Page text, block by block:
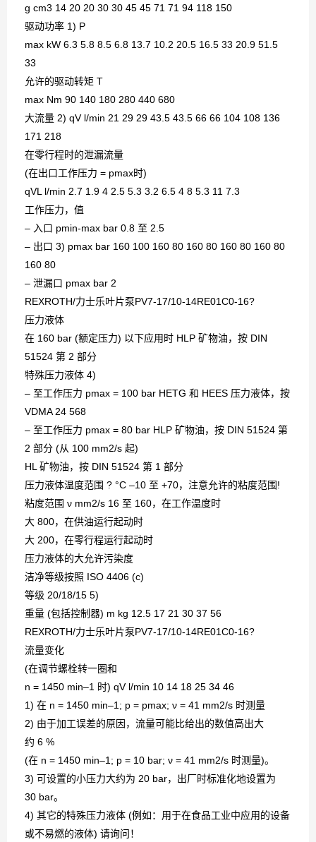
g cm3 14 20 20 30 30 45 45 71 71 94 118 150
驱动功率 1) P
max kW 6.3 5.8 8.5 6.8 13.7 10.2 20.5 16.5 33 20.9 51.5
33
允许的驱动转矩 T
max Nm 90 140 180 280 440 680
大流量 2) qV l/min 21 29 29 43.5 43.5 66 66 104 108 136
171 218
在零行程时的泄漏流量
(在出口工作压力 = pmax时)
qVL l/min 2.7 1.9 4 2.5 5.3 3.2 6.5 4 8 5.3 11 7.3
工作压力，值
– 入口 pmin-max bar 0.8 至 2.5
– 出口 3) pmax bar 160 100 160 80 160 80 160 80 160 80
160 80
– 泄漏口 pmax bar 2
REXROTH/力士乐叶片泵PV7-17/10-14RE01C0-16?
压力液体
在 160 bar (额定压力) 以下应用时 HLP 矿物油，按 DIN
51524 第 2 部分
特殊压力液体 4)
– 至工作压力 pmax = 100 bar HETG 和 HEES 压力液体，按
VDMA 24 568
– 至工作压力 pmax = 80 bar HLP 矿物油，按 DIN 51524 第
2 部分 (从 100 mm2/s 起)
HL 矿物油，按 DIN 51524 第 1 部分
压力液体温度范围 ? °C –10 至 +70，注意允许的粘度范围!
粘度范围 ν mm2/s 16 至 160，在工作温度时
大 800，在供油运行起动时
大 200，在零行程运行起动时
压力液体的大允许污染度
洁净等级按照 ISO 4406 (c)
等级 20/18/15 5)
重量 (包括控制器) m kg 12.5 17 21 30 37 56
REXROTH/力士乐叶片泵PV7-17/10-14RE01C0-16?
流量变化
(在调节螺栓转一圈和
n = 1450 min–1 时) qV l/min 10 14 18 25 34 46
1) 在 n = 1450 min–1; p = pmax; ν = 41 mm2/s 时测量
2) 由于加工误差的原因，流量可能比给出的数值高出大
约 6 %
(在 n = 1450 min–1; p = 10 bar; ν = 41 mm2/s 时测量)。
3) 可设置的小压力大约为 20 bar，出厂时标准化地设置为
30 bar。
4) 其它的特殊压力液体 (例如：用于在食品工业中应用的设备
或不易燃的液体) 请询问！